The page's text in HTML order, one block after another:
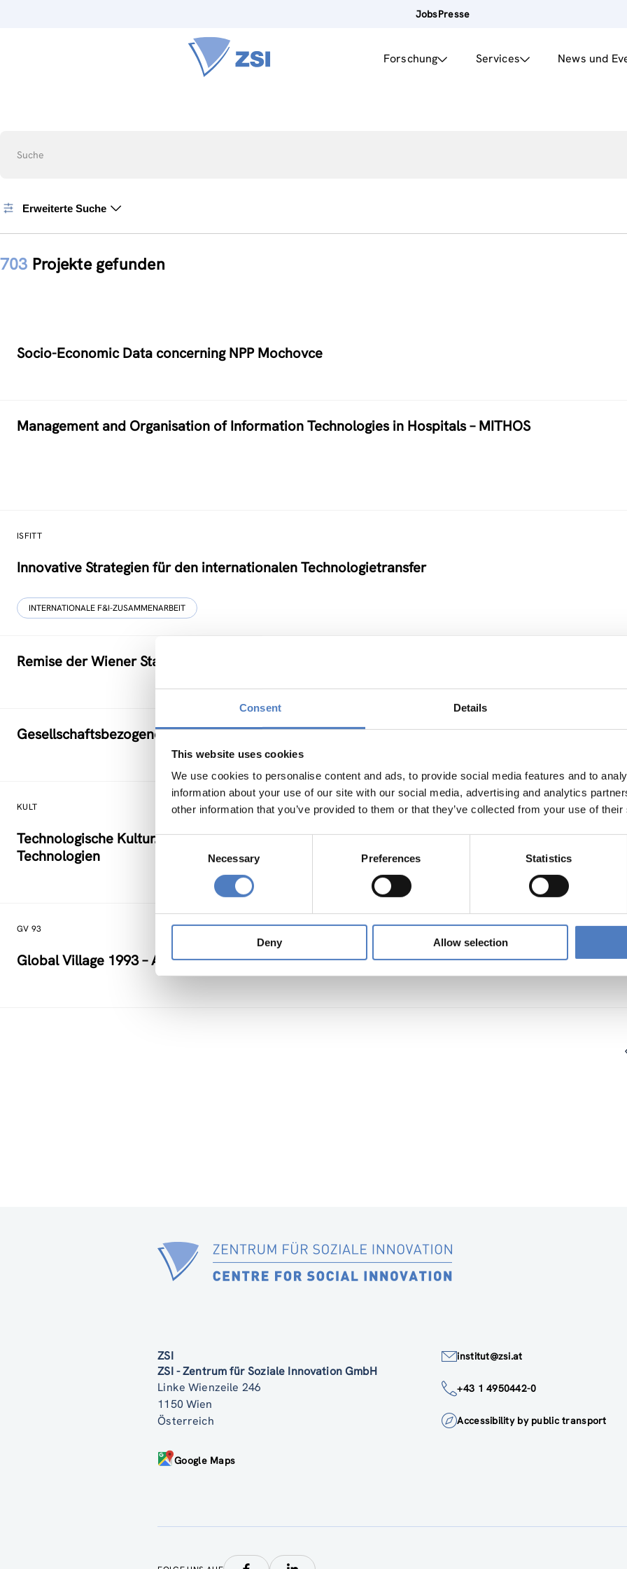
Consent Details
This website uses cookies
We use cookies to personalise content and ads, to provide social media features and to
information about your use of our site with our social media, advertising and analytics
other information that you’ve provided to them or that they’ve collected from your use of
Consent
Necessary Preferences Statistics
Deny Allow selection
JobsPresse
Forschung Services News und
Suche
Erweiterte Suche
703 Projekte gefunden
Socio-Economic Data concerning NPP Mochovce
Management and Organisation of Information Technologies in Hospitals – MITHOS
ISFITT
Innovative Strategien für den internationalen Technologietransfer
INTERNATIONALE F&I-ZUSAMMENARBEIT
Remise der Wiener Stadtwerke
Gesellschaftsbezogene Aspekte der Forschungs- und Technologieförderung der EG – GAFTEG
KULT
Technologische Kultur. Eine Studie über die künstlerische Auseinandersetzung mit neuen
Technologien
GV 93
Global Village 1993 – Architektur und Stadtplanung im Zeitalter der Telekommunikation“
ZSI
ZSI - Zentrum für Soziale Innovation GmbH
Linke Wienzeile 246
1150 Wien
Österreich
Google Maps
institut@zsi.at
+43 1 4950442-0
Accessibility by public transport